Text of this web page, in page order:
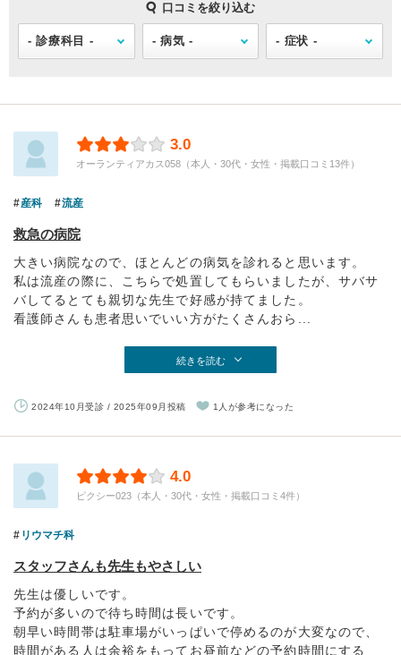
口コミを絞り込む
3.0
オーランティアカス058（本人・30代・女性・掲載口コミ13件）
産科 流産
救急の病院
大きい病院なので、ほとんどの病気を診れると思います。
私は流産の際に、こちらで処置してもらいましたが、サバサ
バしてるとても親切な先生で好感が持てました。
看護師さんも患者思いでいい方がたくさんおら...
続きを読む
2024年10月受診 / 2025年09月投稿 1人が参考になった
4.0
ピクシー023（本人・30代・女性・掲載口コミ4件）
リウマチ科
スタッフさんも先生もやさしい
先生は優しいです。
予約が多いので待ち時間は長いです。
朝早い時間帯は駐車場がいっぱいで停めるのが大変なので、
時間がある人は余裕をもってお昼前などの予約時間にする